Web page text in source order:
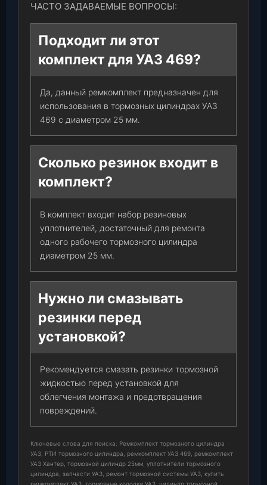
ЧАСТО ЗАДАВАЕМЫЕ ВОПРОСЫ:
Подходит ли этот
комплект для УАЗ 469?
Да, данный ремкомплект предназначен для
использования в тормозных цилиндрах УАЗ
469 с диаметром 25 мм.
Сколько резинок входит в
комплект?
В комплект входит набор резиновых
уплотнителей, достаточный для ремонта
одного рабочего тормозного цилиндра
диаметром 25 мм.
Нужно ли смазывать
резинки перед
установкой?
Рекомендуется смазать резинки тормозной
жидкостью перед установкой для
облегчения монтажа и предотвращения
повреждений.
Ключевые слова для поиска: Ремкомплект тормозного цилиндра
УАЗ, РТИ тормозного цилиндра, ремкомплект УАЗ 469, ремкомплект
УАЗ Хантер, тормозной цилиндр 25мм, уплотнители тормозного
цилиндра, запчасти УАЗ, ремонт тормозной системы УАЗ, купить